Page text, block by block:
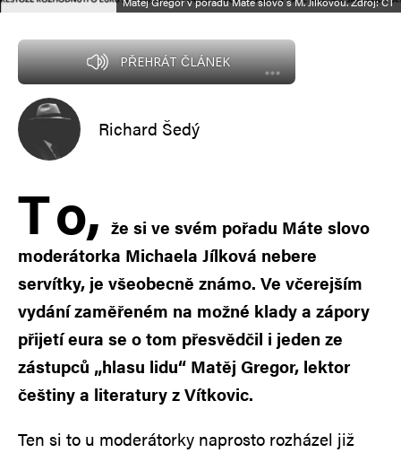
PŘEHRÁT ČLÁNEK
Richard Šedý
To, že si ve svém pořadu Máte slovo
moderátorka Michaela Jílková nebere
servítky, je všeobecně známo. Ve včerejším
vydání zaměřeném na možné klady a zápory
přijetí eura se o tom přesvědčil i jeden ze
zástupců „hlasu lidu“ Matěj Gregor, lektor
češtiny a literatury z Vítkovic.
Ten si to u moderátorky naprosto rozházel již